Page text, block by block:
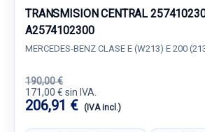
TRANSMISION CENTRAL
A2574102300
MERCEDES-BENZ CLASE E (W213) E 200
190,00 €
171,00 € sin IVA.
206,91 € (IVA incl.)